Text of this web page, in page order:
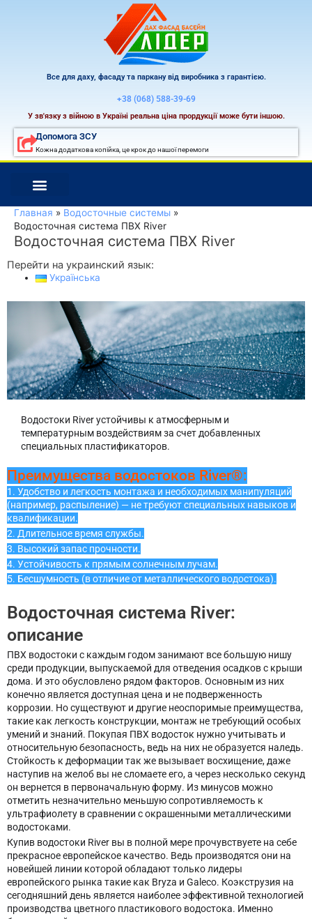
Все для даху, фасаду та паркану від виробника з гарантією.
+38 (068) 588-39-69
У зв'язку з війною в Україні реальна ціна прордукції може бути іншою.
Допомога ЗСУ
Кожна додаткова копійка, це крок до нашої перемоги
Главная
Водосточные системы
Водосточная система ПВХ River
Водосточная система ПВХ River
Перейти на украинский язык:
Українська
Водостоки River устойчивы к атмосферным и
температурным воздействиям за счет добавленных
специальных пластификаторов.
Преимущества водостоков River®:
1. Удобство и легкость монтажа и необходимых манипуляций
(например, распыление) — не требуют специальных навыков и
квалификации.
2. Длительное время службы.
3. Высокий запас прочности.
4. Устойчивость к прямым солнечным лучам.
5. Бесшумность (в отличие от металлического водостока).
Водосточная система River:
описание
ПВХ водостоки с каждым годом занимают все большую нишу
среди продукции, выпускаемой для отведения осадков с крыши
дома. И это обусловлено рядом факторов. Основным из них
конечно является доступная цена и не подверженность
коррозии. Но существуют и другие неоспоримые преимущества,
такие как легкость конструкции, монтаж не требующий особых
умений и знаний. Покупая ПВХ водосток нужно учитывать и
относительную безопасность, ведь на них не образуется наледь.
Стойкость к деформации так же вызывает восхищение, даже
наступив на желоб вы не сломаете его, а через несколько секунд
он вернется в первоначальную форму. Из минусов можно
отметить незначительно меньшую сопротивляемость к
ультрафиолету в сравнении с окрашенными металлическими
водостоками.
Купив водостоки River вы в полной мере прочувствуете на себе
прекрасное европейское качество. Ведь производятся они на
новейшей линии которой обладают только лидеры
европейского рынка такие как Bryza и Galeco. Коэкструзия на
сегодняшний день является наиболее эффективной технологией
производства цветного пластикового водостока. Именно